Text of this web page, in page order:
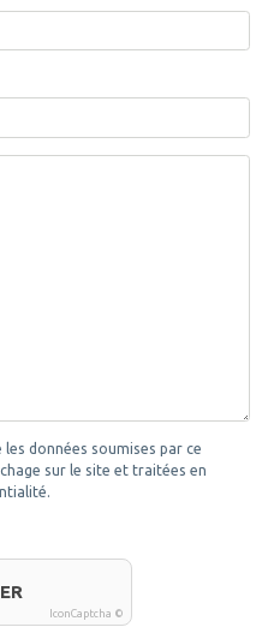
données soumises par ce
sur le site et traitées en
IconCaptcha ©